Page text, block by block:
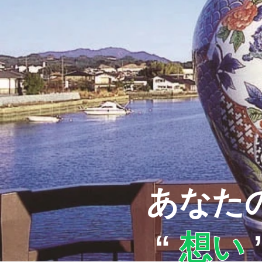
あなた
“想い